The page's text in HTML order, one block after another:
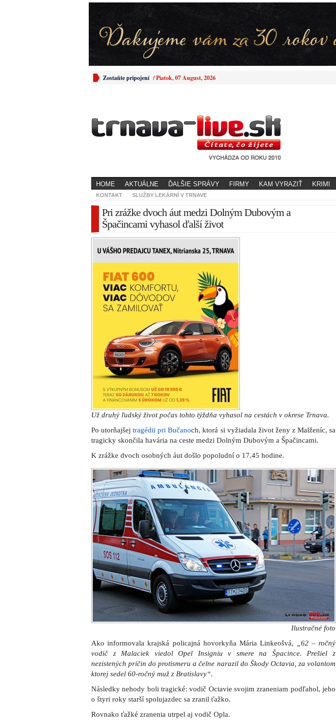
Zostaňte pripojení /Piatok, 07 August, 2026
HOME AKTUÁLNE ĎALŠIE SPRÁVY FIRMY KAM VYRAZIŤ KRIMI
KONTAKT SLUŽBY LEKÁRNÍ V TRNAVE
Pri zrážke dvoch áut medzi Dolným Dubovým a
Špačincami vyhasol ďalší život
Už druhý ľudský život počas tohto týždňa vyhasol na cestách v okrese Trnava.
Po utorňajšejtragédii pri Bučanoch, ktorá si vyžiadala život ženy z Malženíc, sa
tragicky skončila havária na ceste medzi Dolným Dubovým a Špačincami.
K zrážke dvoch osobných áut došlo popoludní o 17.45 hodine.
Ilustračné foto
Ako informovala krajská policajná hovorkyňa Mária Linkeošvá,
„62 – ročný
vodič z Malaciek viedol Opel Insigniu v smere na Špacince. Prešiel z
nezistených príčin do protismeru a čelne narazil do Škody Octavia, za volantom
ktorej sedel 60-ročný muž z Bratislavy“.
Následky nehody boli tragické: vodič Octavie svojim zraneniam podľahol, jeho
o štyri roky starší spolujazdec sa zranil ťažko.
Rovnako ťažké zranenia utrpel aj vodič Opla.